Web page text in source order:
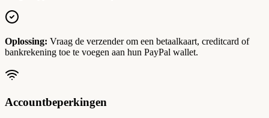
Oplossing: Vraag de verzender om een betaalkaart, creditcard of
bankrekening toe te voegen aan hun PayPal wallet.
Accountbeperkingen